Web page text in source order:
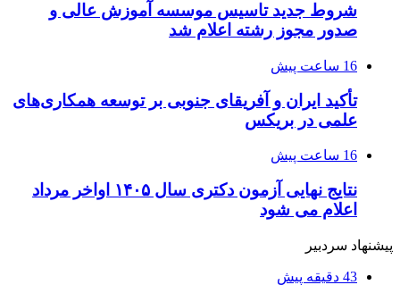
شروط جدید تاسیس موسسه آموزش عالی و
صدور مجوز رشته اعلام شد
16 ساعت پیش
تأکید ایران و آفریقای جنوبی بر توسعه همکاری‌های
علمی در بریکس
16 ساعت پیش
نتایج نهایی آزمون دکتری سال ۱۴۰۵ اواخر مرداد
اعلام می شود
پیشنهاد سردبیر
43 دقیقه پیش